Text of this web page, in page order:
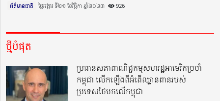
ព័ត៌មានជាតិ ថ្ងៃអង្គារ ទី២១ ខែវិច្ឆិកា ឆ្នាំ២០២៣​ 926
ថ្មីបំផុត
ប្រធានសភាពាណិជ្ជកម្មសហរដ្ឋអាមេរិកប្រចាំ
កម្ពុជា លើកឡើងពីអំពើឈ្លានពានរបស់
ប្រទេសថៃមកលើកម្ពុជា